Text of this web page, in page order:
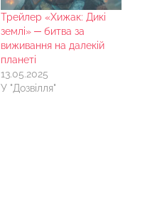
Трейлер «Хижак: Дикі
землі» ─ битва за
виживання на далекій
планеті
13.05.2025
У "Дозвілля"